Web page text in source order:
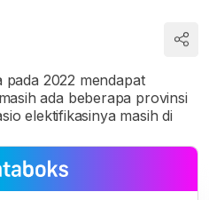
pada 2022 mendapat
ada beberapa provinsi
elektifikasinya masih di